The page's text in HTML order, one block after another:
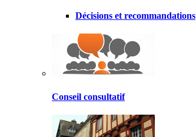
Décisions et recommandations
Conseil consultatif